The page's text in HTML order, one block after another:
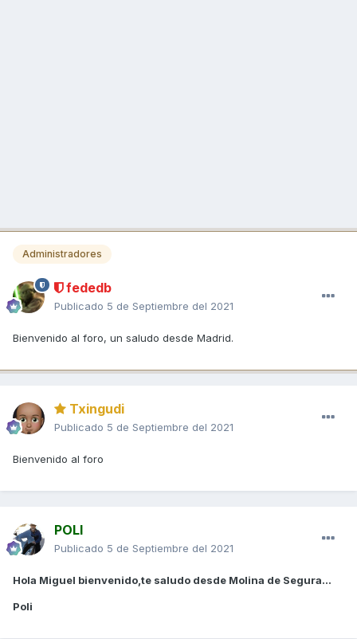
Administradores
fededb
Publicado 5 de Septiembre del 2021
Bienvenido al foro, un saludo desde Madrid.
Txingudi
Publicado 5 de Septiembre del 2021
Bienvenido al foro
POLI
Publicado 5 de Septiembre del 2021
Hola Miguel bienvenido,te saludo desde Molina de Segura...
Poli